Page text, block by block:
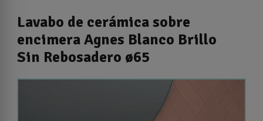
Lavabo de cerámica sobre
encimera Agnes Blanco Brillo
Sin Rebosadero ø65